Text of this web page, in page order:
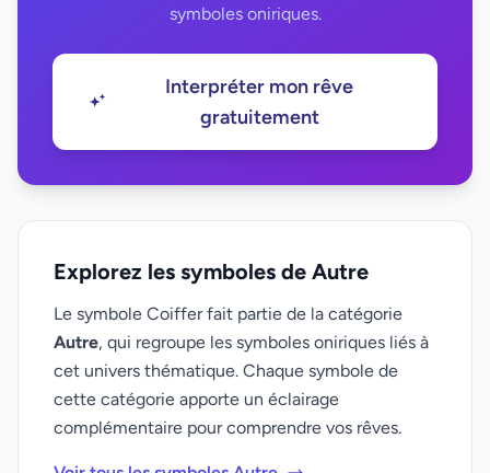
symboles oniriques.
Interpréter mon rêve
gratuitement
Explorez les symboles de Autre
Le symbole Coiffer fait partie de la catégorie
Autre, qui regroupe les symboles oniriques liés à
cet univers thématique. Chaque symbole de
cette catégorie apporte un éclairage
complémentaire pour comprendre vos rêves.